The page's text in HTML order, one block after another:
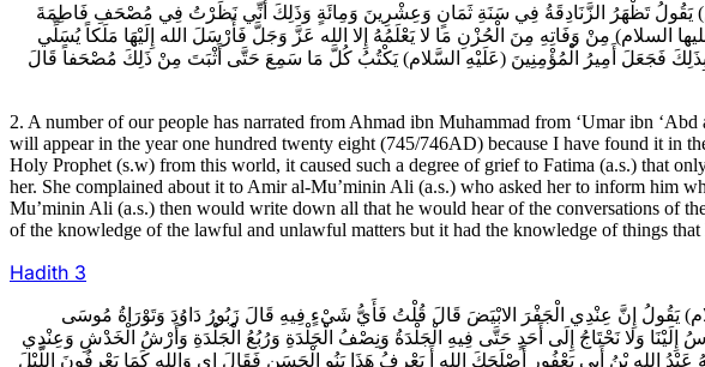
يَقُولُ تَظْهَرُ الزَّنَادِقَةُ فِي سَنَةِ ثَمَانٍ وَعِشْرِينَ وَمِائَةٍ وَذَلِكَ أَنِّي نَظَرْتُ فِي مُصْحَفِ فَاطِمَةَ
مِنْ وَفَاتِهِ مِنَ الْحُزْنِ مَا لا يَعْلَمُهُ إِلا الله عَزَّ وَجَلَّ فَأَرْسَلَ الله إِلَيْهَا مَلَكاً يُسَلِّي
فَجَعَلَ أَمِيرُ الْمُؤْمِنِينَ (عَلَيْهِ السَّلام) يَكْتُبُ كُلَّ مَا سَمِعَ حَتَّى أَثْبَتَ مِنْ ذَلِكَ مُصْحَفاً قَالَ
2. A number of our people has narrated from Ahmad ibn Muhammad from ‘Umar ibn
will appear in the year one hundred twenty eight (745/746AD) because I have found it in
Holy Prophet (s.w) from this world, it caused such a degree of grief to Fatima (a.s.) that
her. She complained about it to Amir al-Mu’minin Ali (a.s.) who asked her to inform him
Mu’minin Ali (a.s.) then would write down all that he would hear of the conversations of
of the knowledge of the lawful and unlawful matters but it had the knowledge of things that
Hadith 3
يَقُولُ إِنَّ عِنْدِي الْجَفْرَ الابْيَضَ قَالَ قُلْتُ فَأَيُّ شَيْ‏ءٍ فِيهِ قَالَ زَبُورُ دَاوُدَ وَتَوْرَاةُ مُوسَى
وَلا نَحْتَاجُ إِلَى أَحَدٍ حَتَّى فِيهِ الْجَلْدَةُ وَنِصْفُ الْجَلْدَةِ وَرُبُعُ الْجَلْدَةِ وَأَرْشُ الْخَدْشِ وَعِنْدِي
الله بْنُ أَبِي يَعْفُورٍ أَصْلَحَكَ الله أَ يَعْرِفُ هَذَا بَنُو الْحَسَنِ فَقَالَ إِي وَالله كَمَا يَعْرِفُونَ اللَّيْلَ